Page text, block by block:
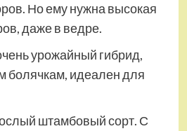
Но ему нужна высокая
даже в ведре.
урожайный гибрид,
болячкам, идеален для
штамбовый сорт. С